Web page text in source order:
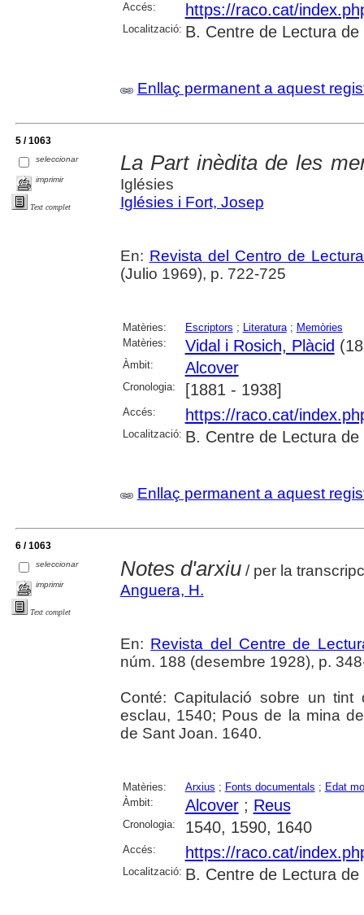
Accés: https://raco.cat/
Localització: B. Centre de Lectura de
Enllaç permanent a aquest
5 / 1063
seleccionar
imprimir
Text complet
La Part inèdita de les
Iglésies
Iglésies i Fort, Josep
En: Revista del Centro de
(Julio 1969), p. 722-725
Matèries: Escriptors ; Literatura; Memòries
Matèries:
Vidal i Rosich, Plàcid
Àmbit: Alcover
Cronologia: [1881 - 1938]
Accés: https://raco.cat/
Localització: B. Centre de Lectura de
Enllaç permanent a aquest
6 / 1063
seleccionar
imprimir
Text complet
Notes d'arxiu/ per la
Anguera, H.
En: Revista del Centre de
núm. 188 (desembre 1928), p.
Conté: Capitulació sobre un tint
esclau, 1540; Pous de la mina
de Sant Joan. 1640.
Matèries: Arxius ; Fonts documentals ; Edat
Àmbit:
Alcover; Reus
Cronologia: 1540, 1590, 1640
Accés: https://raco.cat/
Localització: B. Centre de Lectura de